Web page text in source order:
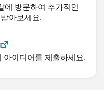
에 방문하여 추가적인
아보세요.
이디어를 제출하세요.